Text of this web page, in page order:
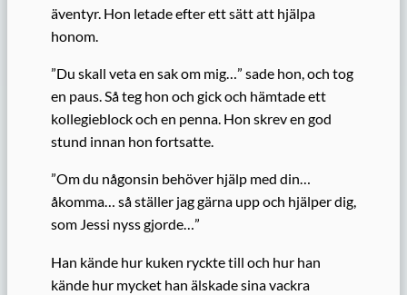
äventyr. Hon letade efter ett sätt att hjälpa
honom.
”Du skall veta en sak om mig…” sade hon, och tog
en paus. Så teg hon och gick och hämtade ett
kollegieblock och en penna. Hon skrev en god
stund innan hon fortsatte.
”Om du någonsin behöver hjälp med din…
åkomma… så ställer jag gärna upp och hjälper dig,
som Jessi nyss gjorde…”
Han kände hur kuken ryckte till och hur han
kände hur mycket han älskade sina vackra